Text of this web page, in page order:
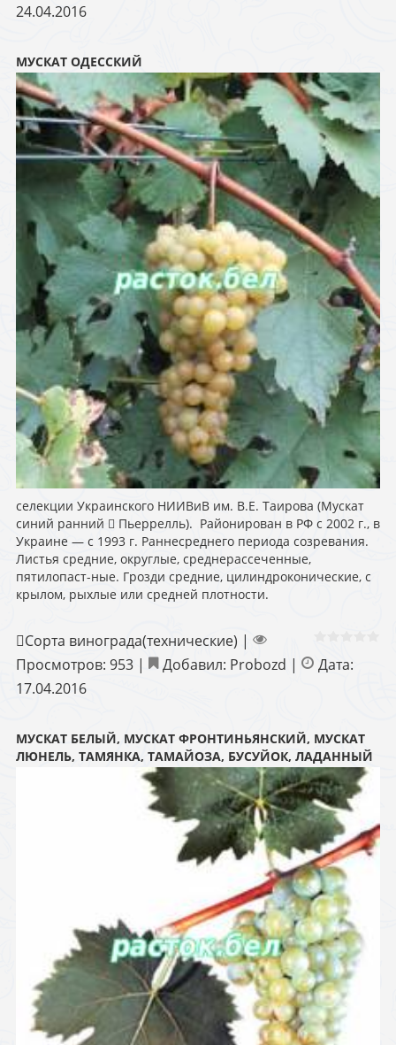
24.04.2016
МУСКАТ ОДЕССКИЙ
селекции Украинского НИИВиВ им. В.Е. Таирова (Мускат
синий ранний  Пьеррелль). Районирован в РФ с 2002 г., в
Украине — с 1993 г. Раннесреднего периода созревания.
Листья средние, округлые, среднерассеченные,
пятилопаст-ные. Грозди средние, цилиндроконические, с
крылом, рыхлые или средней плотности.
Сорта винограда(технические) |
Просмотров: 953 | Добавил: Probozd |
Дата:
17.04.2016
МУСКАТ БЕЛЫЙ, МУСКАТ ФРОНТИНЬЯНСКИЙ, МУСКАТ
ЛЮНЕЛЬ, ТАМЯНКА, ТАМАЙОЗА, БУСУЙОК, ЛАДАННЫЙ